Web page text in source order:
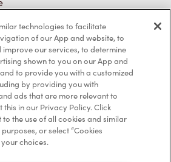
technologies to facilitate
of our App and website, to
our services, to determine
shown to you on our App and
to provide you with a customized
by providing you with
ads that are more relevant to
this in our Privacy Policy. Click
to the use of all cookies and similar
or select “Cookies
choices.